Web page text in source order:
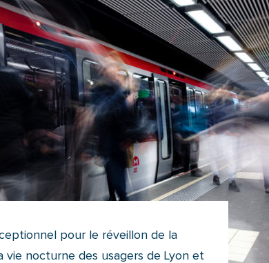
pour le réveillon de la
vie nocturne des usagers de Lyon et